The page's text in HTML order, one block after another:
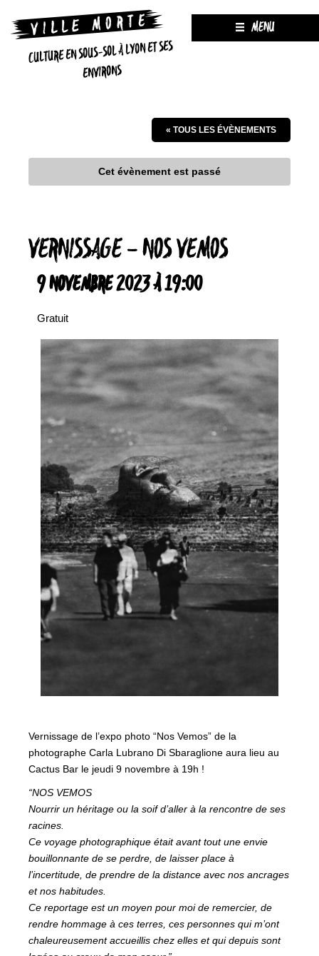
CULTURE EN SOUS-SOL À LYON ET SES
ENVIRONS
MENU
« TOUS LES ÉVÈNEMENTS
Cet évènement est passé
VERNISSAGE – NOS VEMOS
9 NOVEMBRE 2023 À 19:00
Gratuit
Vernissage de l’expo photo “Nos Vemos” de la
photographe Carla Lubrano Di Sbaraglione aura lieu au
Cactus Bar le jeudi 9 novembre à 19h !
“NOS VEMOS
Nourrir un héritage ou la soif d’aller à la rencontre de ses
racines.
Ce voyage photographique était avant tout une envie
bouillonnante de se perdre, de laisser place à
l’incertitude, de prendre de la distance avec nos ancrages
et nos habitudes.
Ce reportage est un moyen pour moi de remercier, de
rendre hommage à ces terres, ces personnes qui m’ont
chaleureusement accueillis chez elles et qui depuis sont